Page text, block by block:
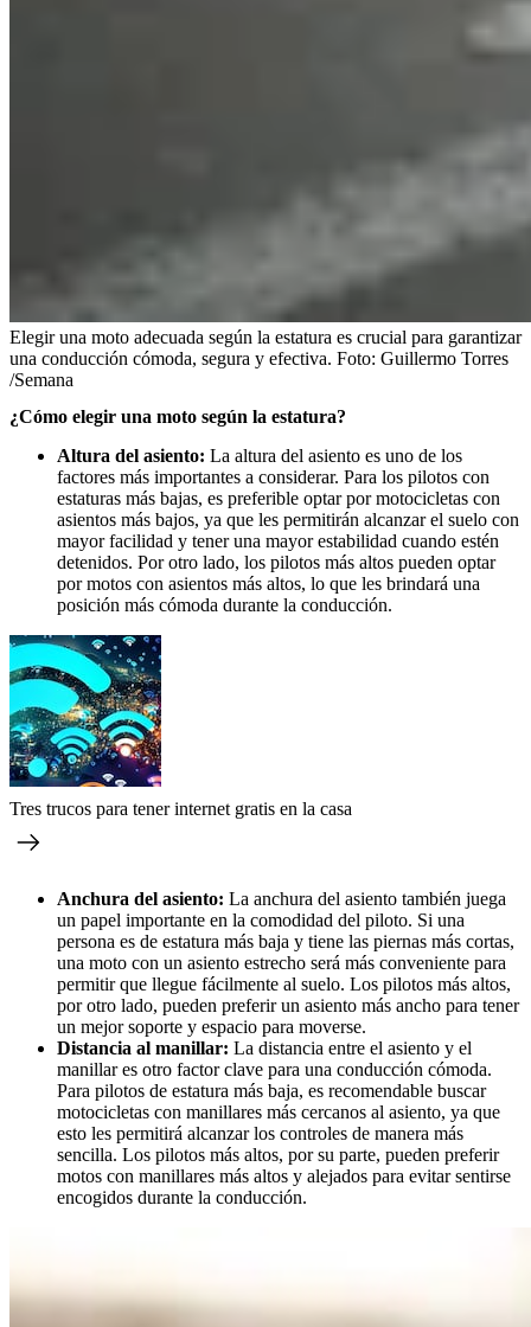
Elegir una moto adecuada según la estatura es crucial para garantizar
una conducción cómoda, segura y efectiva. Foto: Guillermo Torres
/Semana
¿Cómo elegir una moto según la estatura?
Altura del asiento: La altura del asiento es uno de los
factores más importantes a considerar. Para los pilotos con
estaturas más bajas, es preferible optar por motocicletas con
asientos más bajos, ya que les permitirán alcanzar el suelo con
mayor facilidad y tener una mayor estabilidad cuando estén
detenidos. Por otro lado, los pilotos más altos pueden optar
por motos con asientos más altos, lo que les brindará una
posición más cómoda durante la conducción.
Tres trucos para tener internet gratis en la casa
Anchura del asiento: La anchura del asiento también juega
un papel importante en la comodidad del piloto. Si una
persona es de estatura más baja y tiene las piernas más cortas,
una moto con un asiento estrecho será más conveniente para
permitir que llegue fácilmente al suelo. Los pilotos más altos,
por otro lado, pueden preferir un asiento más ancho para tener
un mejor soporte y espacio para moverse.
Distancia al manillar: La distancia entre el asiento y el
manillar es otro factor clave para una conducción cómoda.
Para pilotos de estatura más baja, es recomendable buscar
motocicletas con manillares más cercanos al asiento, ya que
esto les permitirá alcanzar los controles de manera más
sencilla. Los pilotos más altos, por su parte, pueden preferir
motos con manillares más altos y alejados para evitar sentirse
encogidos durante la conducción.